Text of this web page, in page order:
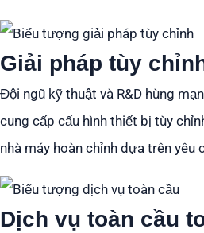
Giải pháp tùy
Đội ngũ kỹ thuật và R&D hùng
cung cấp cấu hình thiết bị tùy
nhà máy hoàn chỉnh dựa trên yêu
Dịch vụ toàn cầu